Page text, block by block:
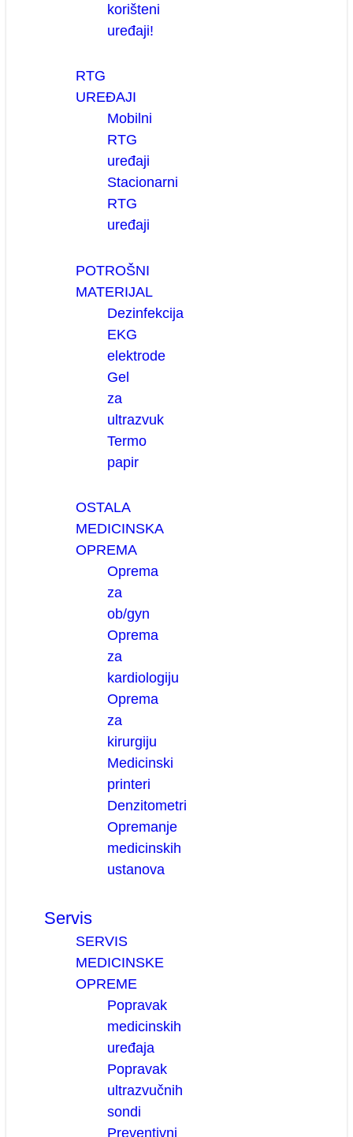
korišteni
uređaji!
RTG
UREĐAJI
Mobilni
RTG
uređaji
Stacionarni
RTG
uređaji
POTROŠNI
MATERIJAL
Dezinfekcija
EKG
elektrode
Gel
za
ultrazvuk
Termo
papir
OSTALA
MEDICINSKA
OPREMA
Oprema
za
ob/gyn
Oprema
za
kardiologiju
Oprema
za
kirurgiju
Medicinski
printeri
Denzitometri
Opremanje
medicinskih
ustanova
Servis
SERVIS
MEDICINSKE
OPREME
Popravak
medicinskih
uređaja
Popravak
ultrazvučnih
sondi
Preventivni